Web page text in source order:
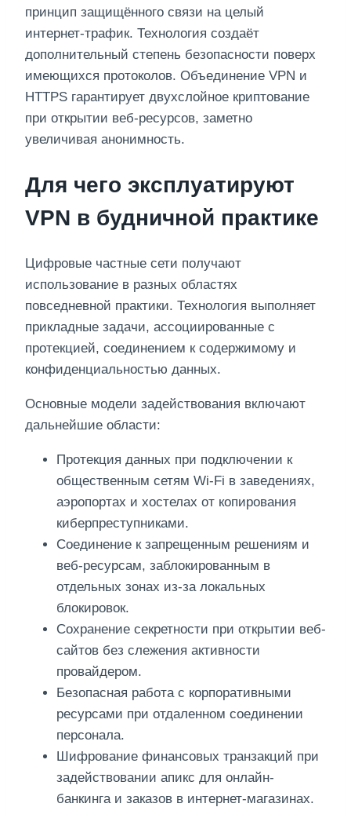
принцип защищённого связи на целый
интернет-трафик. Технология создаёт
дополнительный степень безопасности поверх
имеющихся протоколов. Объединение VPN и
HTTPS гарантирует двухслойное криптование
при открытии веб-ресурсов, заметно
увеличивая анонимность.
Для чего эксплуатируют
VPN в будничной практике
Цифровые частные сети получают
использование в разных областях
повседневной практики. Технология выполняет
прикладные задачи, ассоциированные с
протекцией, соединением к содержимому и
конфиденциальностью данных.
Основные модели задействования включают
дальнейшие области:
Протекция данных при подключении к
общественным сетям Wi-Fi в заведениях,
аэропортах и хостелах от копирования
киберпреступниками.
Соединение к запрещенным решениям и
веб-ресурсам, заблокированным в
отдельных зонах из-за локальных
блокировок.
Сохранение секретности при открытии веб-
сайтов без слежения активности
провайдером.
Безопасная работа с корпоративными
ресурсами при отдаленном соединении
персонала.
Шифрование финансовых транзакций при
задействовании апикс для онлайн-
банкинга и заказов в интернет-магазинах.